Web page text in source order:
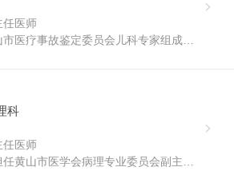
任医师
市医疗事故鉴定委员会儿科专家组成
表论文数篇。擅长：儿科常见病、多
童保健。...
科
任医师
黄山市医学会病理专业委员会副主任